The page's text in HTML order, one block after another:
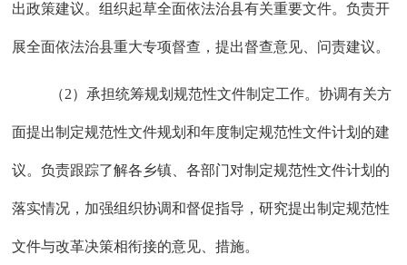
出政策建议。组织起草全面依法治县有关重要文件。负责开
展全面依法治县重大专项督查，提出督查意见、问责建议。
（2）承担统筹规划规范性文件制定工作。协调有关方
面提出制定规范性文件规划和年度制定规范性文件计划的建
议。负责跟踪了解各乡镇、各部门对制定规范性文件计划的
落实情况，加强组织协调和督促指导，研究提出制定规范性
文件与改革决策相衔接的意见、措施。